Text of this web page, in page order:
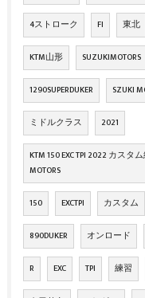
4ストローク FI 東北
KTM山形 SUZUKIMOTORS
1290SUPERDUKER SZUKI
ミドルクラス 2021
KTM 150 EXC TPI 2022 カス
MOTORS
150 EXCTPI カスタム
890DUKER オンロード
R EXC TPI 練習